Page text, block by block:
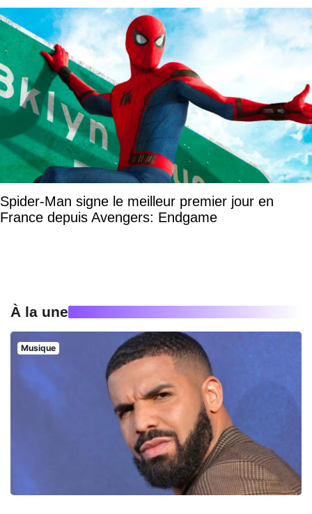
Spider-Man signe le meilleur premier jour en
France depuis Avengers: Endgame
À la une
Musique